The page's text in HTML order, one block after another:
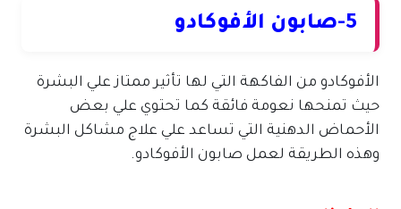
5-صابون الأفوكادو
الأفوكادو من الفاكهة التي لها تأثير ممتاز علي البشرة
حيث تمنحها نعومة فائقة كما تحتوي علي بعض
الأحماض الدهنية التي تساعد علي علاج مشاكل البشرة
وهذه الطريقة لعمل صابون الأفوكادو.